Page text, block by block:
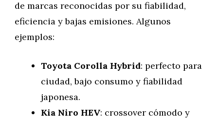
de marcas reconocidas por su fiabilidad,
eficiencia y bajas emisiones. Algunos
ejemplos:
Toyota Corolla Hybrid: perfecto para
ciudad, bajo consumo y fiabilidad
japonesa.
Kia Niro HEV: crossover cómodo y